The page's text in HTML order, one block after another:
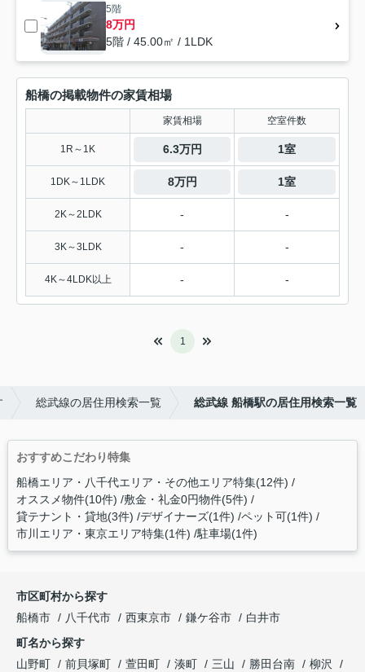
5階
8万円
5階 / 45.00㎡ / 1LDK
船橋の掲載物件の家賃相場
家賃相場 空室件数
1R～1K 6.3万円 1室
1DK～1LDK 8万円 1室
2K～2LDK - -
3K～3LDK - -
4K～4LDK以上 - -
1
総武線の居住用検索一覧 総武線 船橋駅の居住用検索一覧
おすすめこだわり特集
船橋エリア・八千代エリア・その他エリア特集(12件)
オススメ物件(10件) 敷金・礼金0円物件(5件)
貸テナント・貸地(3件) デザイナーズ(1件) ペット可(1件)
市川エリア・東京エリア特集(1件) 駐車場(1件)
市区町村から探す
船橋市
八千代市 西東京市 鎌ケ谷市
白井市
町名から探す
山野町
前貝塚町 萱田町 湊町 三山 勝田台南
柳沢